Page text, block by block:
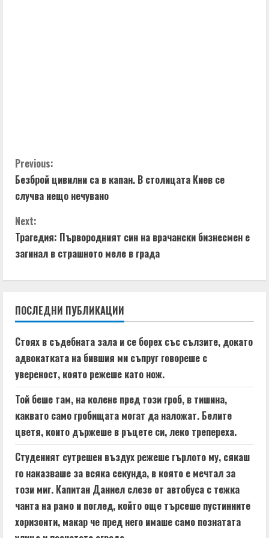
i
n
g
C
o
n
t
u
e
R
e
a
d
i
n
g
Previous:
Безброй цивилни са в капан. В столицата Киев се
случва нещо нечувано
Next:
Трагедия: Първородният син на врачански бизнесмен е
загинал в страшното меле в града
ПОСЛЕДНИ ПУБЛИКАЦИИ
Стоях в съдебната зала и се борех със сълзите, докато
адвокатката на бившия ми съпруг говореше с
увереност, която режеше като нож.
Той беше там, на колене пред този гроб, в тишина,
каквато само гробищата могат да наложат. Белите
цветя, които държеше в ръцете си, леко трепереха.
Студеният сутрешен въздух режеше гърлото му, сякаш
го наказваше за всяка секунда, в която е мечтал за
този миг. Капитан Даниел слезе от автобуса с тежка
чанта на рамо и поглед, който още търсеше пустинните
хоризонти, макар че пред него имаше само познатата